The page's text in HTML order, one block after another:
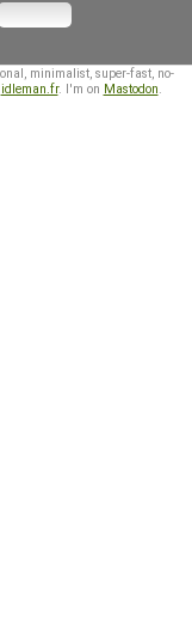
minimalist, super-fast, no-
idleman.fr. I'm on Mastodon.